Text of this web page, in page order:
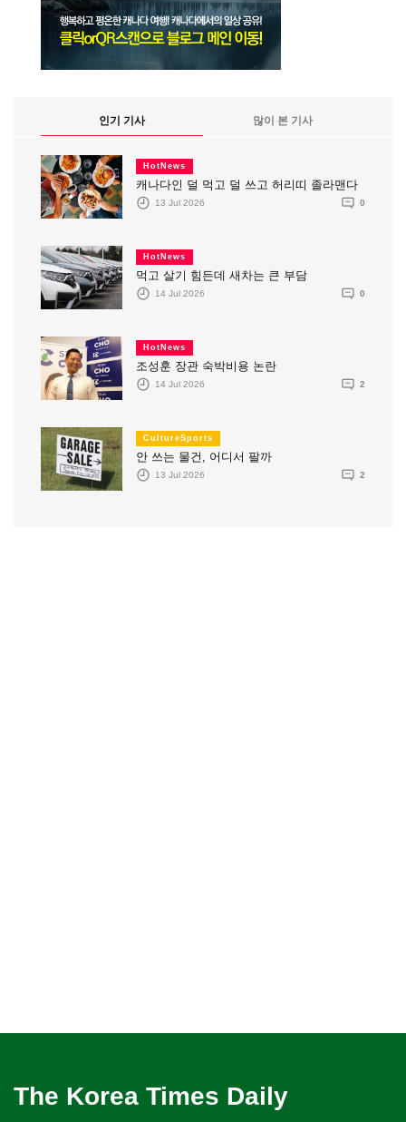
인기 기사 많이 본 기사
HotNews
캐나다인 덜 먹고 덜 쓰고 허리띠 졸라맨다
13 Jul 2026 0
HotNews
먹고 살기 힘든데 새차는 큰 부담
14 Jul 2026 0
HotNews
조성훈 장관 숙박비용 논란
14 Jul 2026 2
CultureSports
안 쓰는 물건, 어디서 팔까
13 Jul 2026 2
The Korea Times Daily